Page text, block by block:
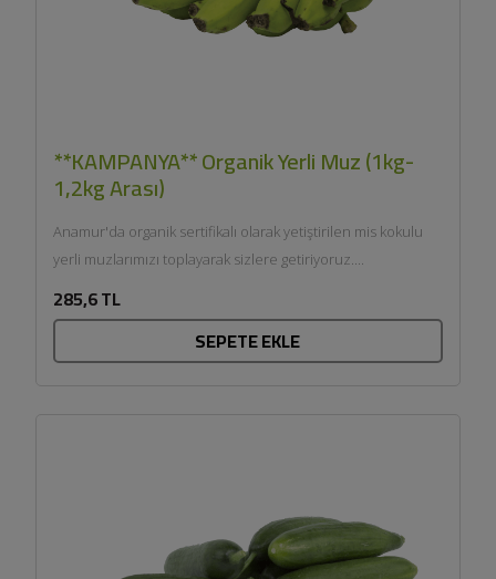
**KAMPANYA** Organik Yerli Muz (1kg-
1,2kg Arası)
Anamur'da organik sertifikalı olarak yetiştirilen mis kokulu
yerli muzlarımızı toplayarak sizlere getiriyoruz....
285,6 TL
SEPETE EKLE